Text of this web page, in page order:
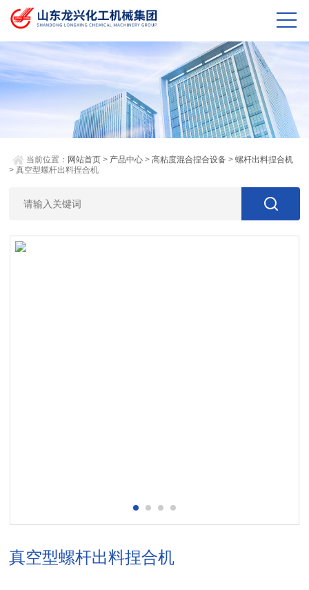
当前位置： 网站首页 > 产品中心 >高粘度混合捏合设备 >螺杆出料捏合机
> 真空型螺杆出料捏合机
真空型螺杆出料捏合机